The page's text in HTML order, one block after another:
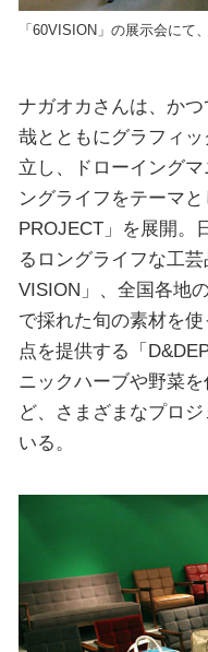
「60VISION」の展示会にて
ナガオカさんは、か
哉とともにグラフィ
立し、ドローイング
ングライフをテーマ
PROJECT」を展開。
るロングライフな工
VISION」、全国各地
で採れた旬の素材を
点を提供する「
ニックハーブや野菜
ど、さまざまなプロ
いる。